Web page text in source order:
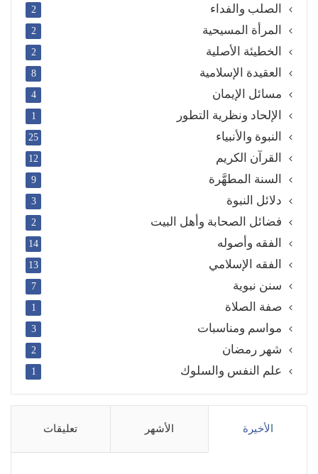
الصلب والفداء 2
المرأة المسيحية 2
الخطيئة الأصلية 2
العقيدة الإسلامية 8
مسائل الإيمان 4
الإلحاد ونظرية التطور 1
النبوة والأنبياء 25
القرآن الكريم 12
السنة المطهَّرة 9
دلائل النبوة 3
فضائل الصحابة وأهل البيت 2
الفقه وأصوله 14
الفقه الإسلامي 13
سنن نبوية 7
صفة الصلاة 1
مواسم ومناسبات 3
شهر رمضان 2
علم النفس والسلوك 1
الأخيرة الأشهر تعليقات